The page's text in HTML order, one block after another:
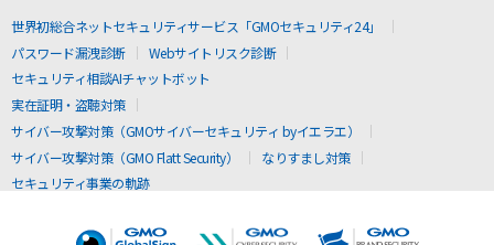
世界初総合ネットセキュリティサービス「GMOセキュリティ24」
パスワード漏洩診断
Webサイトリスク診断
セキュリティ相談AIチャットボット
実在証明・盗聴対策
サイバー攻撃対策（GMOサイバーセキュリティ byイエラエ）
サイバー攻撃対策（GMO Flatt Security）
なりすまし対策
セキュリティ事業の軌跡